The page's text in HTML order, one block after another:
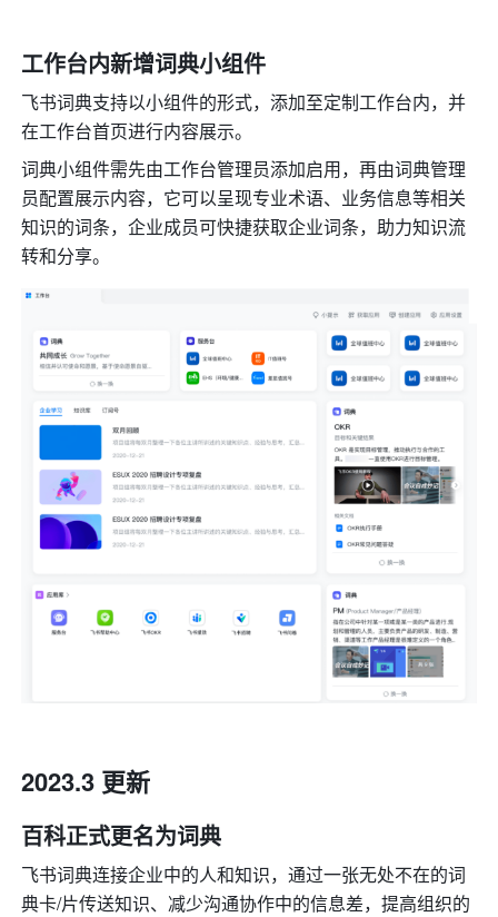
工作台内新增词典小组件
飞书词典支持以小组件的形式，添加至定制工作台内，并
在工作台首页进行内容展示。
词典小组件需先由工作台管理员添加启用，再由词典管理
员配置展示内容，它可以呈现专业术语、业务信息等相关
知识的词条，企业成员可快捷获取企业词条，助力知识流
转和分享。
2023.3 更新
百科正式更名为词典
飞书词典连接企业中的人和知识，通过一张无处不在的词
典卡/片传送知识、减少沟通协作中的信息差，提高组织的